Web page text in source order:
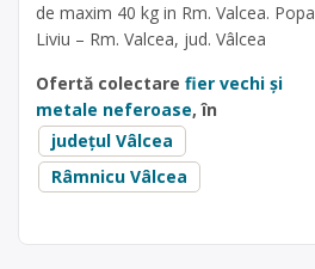
de maxim 40 kg in Rm. Valcea. Popa
Liviu – Rm. Valcea, jud. Vâlcea
Ofertă colectare fier vechi și
metale neferoase, în
județul Vâlcea
Râmnicu Vâlcea